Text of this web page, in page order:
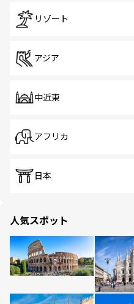
リゾート
アジア
中近東
アフリカ
日本
人気スポット